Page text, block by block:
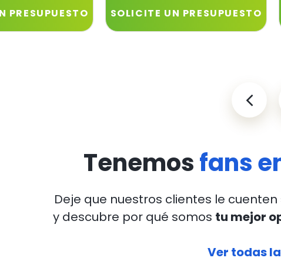
PRESUPUESTO SOLICITE UN PRESUPUESTO
Tenemosfans
Deje que nuestros clientes le
y descubre por qué somos tu mejor
Ver todas